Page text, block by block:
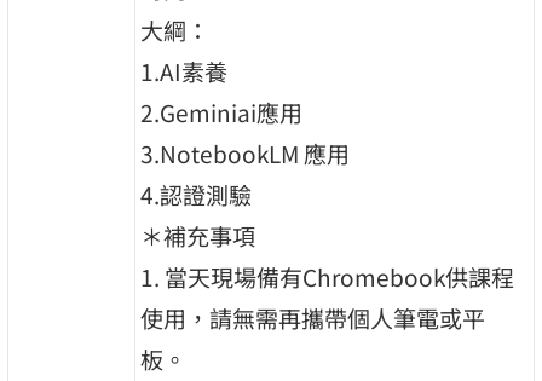
大綱：
1.AI素養
2.Geminiai應用
3.NotebookLM 應用
4.認證測驗
＊補充事項
1. 當天現場備有Chromebook供課程
使用，請無需再攜帶個人筆電或平
板。